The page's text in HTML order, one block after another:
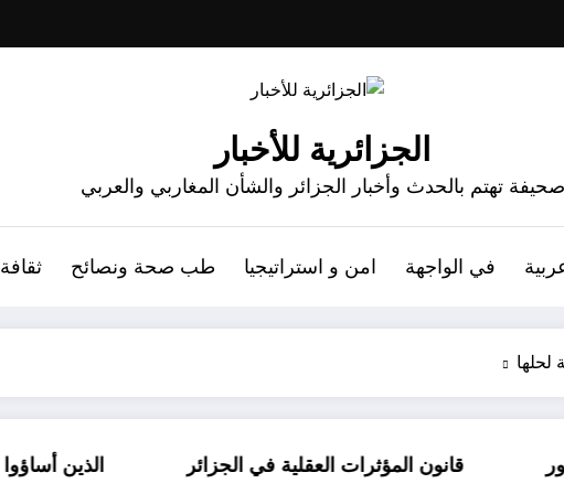
الجزائرية للأخبار
صحيفة تهتم بالحدث وأخبار الجزائر والشأن المغاربي والعربي
في الواجهة امن و استراتيجيا طب صحة ونصائح ثقافة
لحلها
الذين أساؤوا لمالك بن نبي